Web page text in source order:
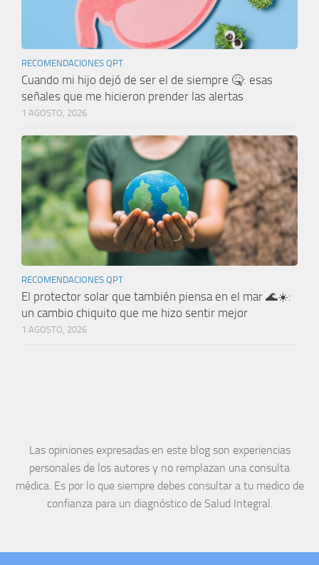
RECOMENDACIONES QPT
Cuando mi hijo dejó de ser el de siempre 🤒: esas
señales que me hicieron prender las alertas
1 AGOSTO, 2026
RECOMENDACIONES QPT
El protector solar que también piensa en el mar 🌊☀️:
un cambio chiquito que me hizo sentir mejor
1 AGOSTO, 2026
Las opiniones expresadas en este blog son experiencias
personales de los autores y no remplazan una consulta
médica. Es por lo que siempre debes consultar a tu medico de
confianza para un diagnóstico de Salud Integral.